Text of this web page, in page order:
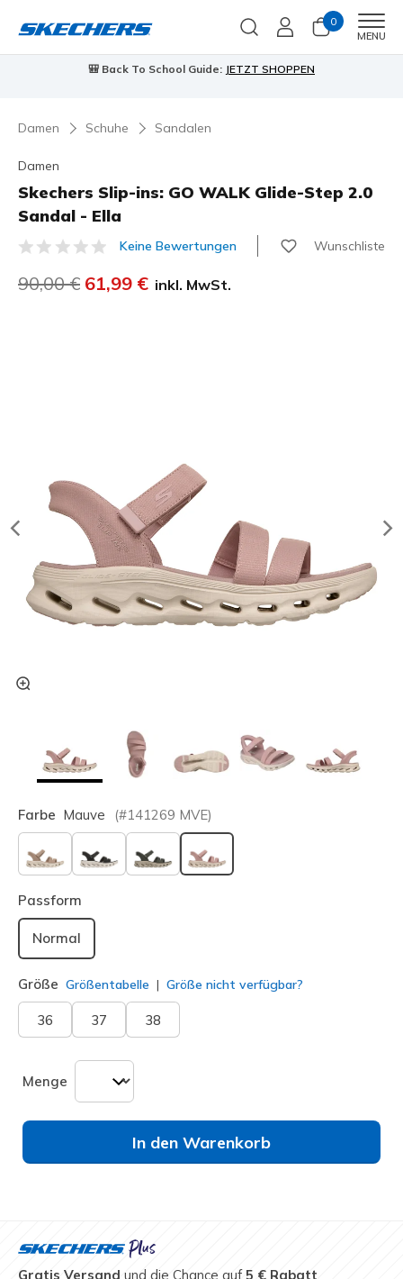
0
MENU
90 Tage kostenlose Rückgabe
Damen Schuhe Sandalen
Damen
Skechers Slip-ins: GO WALK Glide-Step 2.0
Sandal - Ella
5 von 5 Kundenbewertungen
Keine Bewertungen Wunschliste
Reduziert von
90,00 € auf
61,99 € inkl. MwSt.
Farbe Mauve (#141269 MVE)
ausgewählt
Passform
Normal
Größe Größentabelle Größe nicht verfügbar?
36 37 38
Menge
In den Warenkorb
Gratis Versand und die Chance auf5 € Rabatt